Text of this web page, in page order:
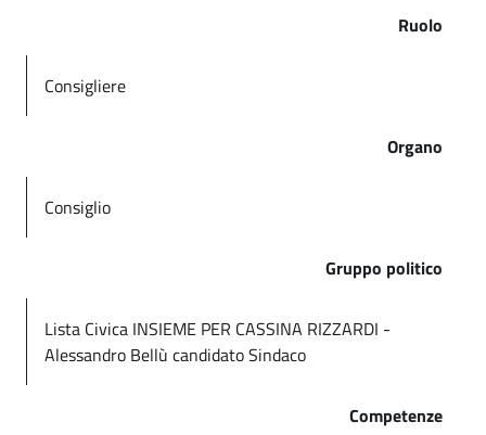
Ruolo
Consigliere
Organo
Consiglio
Gruppo politico
Lista Civica INSIEME PER CASSINA RIZZARDI -
Alessandro Bellù candidato Sindaco
Competenze